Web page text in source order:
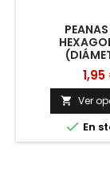
 Ver
 En